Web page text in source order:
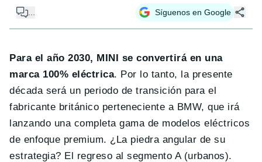
Síguenos en Google
Para el año 2030, MINI se convertirá en una
marca 100% eléctrica. Por lo tanto, la presente
década será un periodo de transición para el
fabricante británico perteneciente a BMW, que irá
lanzando una completa gama de modelos eléctricos
de enfoque premium. ¿La piedra angular de su
estrategia? El regreso al segmento A (urbanos).